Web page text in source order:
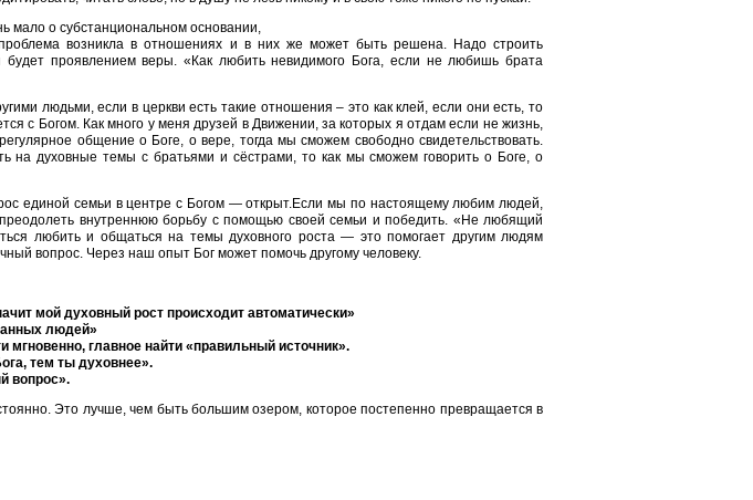
мало о субстанциональном основании,
возникла в отношениях и в них же может быть решена. Надо строить
проявлением веры. «Как любить невидимого Бога, если не любишь брата
людьми, если в церкви есть такие отношения – это как клей, если они есть, то
с Богом. Как много у меня друзей в Движении, за которых я отдам если не жизнь,
общение о Боге, о вере, тогда мы сможем свободно свидетельствовать.
на духовные темы с братьями и сёстрами, то как мы сможем говорить о Боге, о
единой семьи в центре с Богом — открыт.Если мы по настоящему любим людей,
внутреннюю борьбу с помощью своей семьи и победить. «Не любящий
любить и общаться на темы духовного роста — это помогает другим людям
вопрос. Через наш опыт Бог может помочь другому человеку.
мой духовный рост происходит автоматически»
людей»
главное найти «правильный источник».
тем ты духовнее».
вопрос».
Это лучше, чем быть большим озером, которое постепенно превращается в